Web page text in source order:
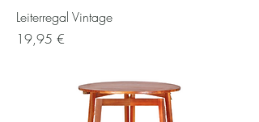
Leiterregal Vintage
Preis
19,95 €